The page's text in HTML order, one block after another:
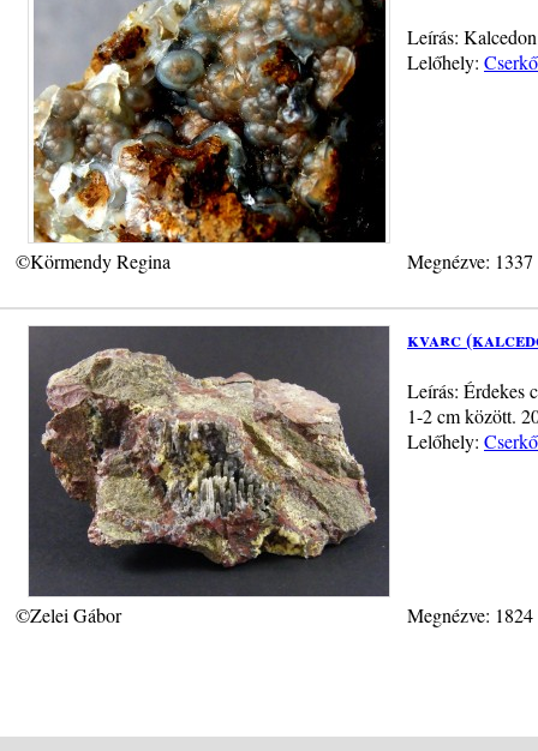
Leírás:
Lelőhely:
©Körmendy Regina Megnézve:
kvarc
Leírás: Érdekes
1-2 cm között.
Lelőhely:
©Zelei Gábor Megnézve: